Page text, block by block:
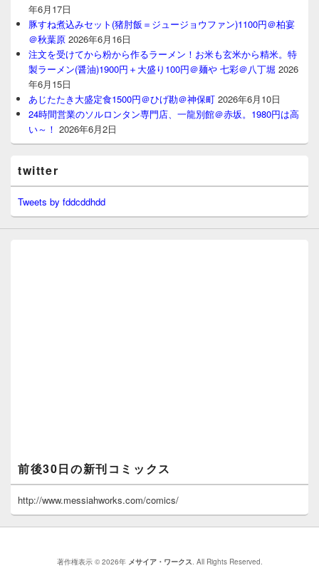
年6月17日
豚すね煮込みセット(猪肘飯＝ジュージョウファン)1100円＠柏宴
＠秋葉原 2026年6月16日
注文を受けてから粉から作るラーメン！お米も玄米から精米。特
製ラーメン(醤油)1900円＋大盛り100円＠麺や 七彩＠八丁堀 2026
年6月15日
あじたたき大盛定食1500円＠ひげ勘＠神保町 2026年6月10日
24時間営業のソルロンタン専門店、一龍別館＠赤坂。1980円は高
い～！ 2026年6月2日
twitter
Tweets by fddcddhdd
前後30日の新刊コミックス
http://www.messiahworks.com/comics/
著作権表示 © 2026年 メサイア・ワークス. All Rights Reserved.